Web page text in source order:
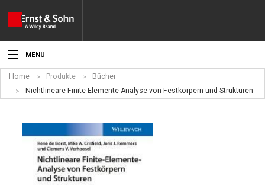
MENU
Aktuelles
Angebote
Fachgebiete
Home Produkte
Bücher
Nichtlineare Finite-Elemente-Analyse von Festkörpern und Strukturen